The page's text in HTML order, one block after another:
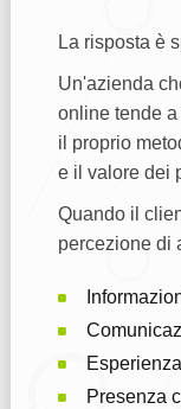
La risposta è
Un'azienda
online tende
il proprio
e il valore dei
Quando il
percezione di
Presenza